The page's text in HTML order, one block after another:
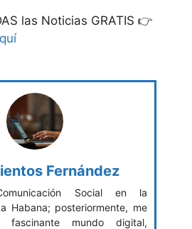
las Noticias GRATIS 👉
Fernández
Social en la
Habana; posteriormente, me
mundo digital,